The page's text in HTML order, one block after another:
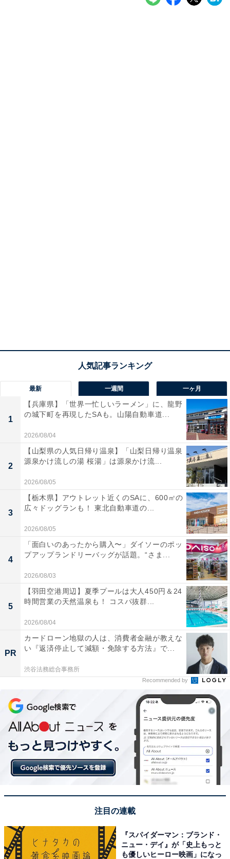
最新 一週間 一ヶ月
1
【兵庫県】「世界一忙しいラーメン」に、龍野
の城下町を再現したSAも。山陽自動車道...
2026/08/04
2
【山梨県の人気日帰り温泉】「山梨日帰り温泉
源泉かけ流しの湯 桜湯」は源泉かけ流...
2026/08/05
3
【栃木県】アウトレット近くのSAに、600㎡の
広々ドッグランも！ 東北自動車道の...
2026/08/05
4
「面白いのあったから購入〜」ダイソーのポッ
プアップランドリーバッグが話題。“さま...
2026/08/03
5
【羽田空港周辺】夏季プールは大人450円＆24
時間営業の天然温泉も！ コスパ抜群...
2026/08/04
PR
カードローン地獄の人は、消費者金融が教えな
い『返済停止して減額・免除する方法』で...
渋谷法務総合事務所
Recommended by
注目の連載
『スパイダーマン：ブランド・
ニュー・デイ』が「史上もっと
も優しいヒーロー映画」になっ